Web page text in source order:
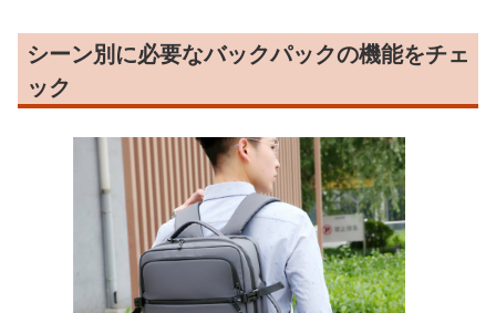
シーン別に必要なバックパックの機能をチェ
ック